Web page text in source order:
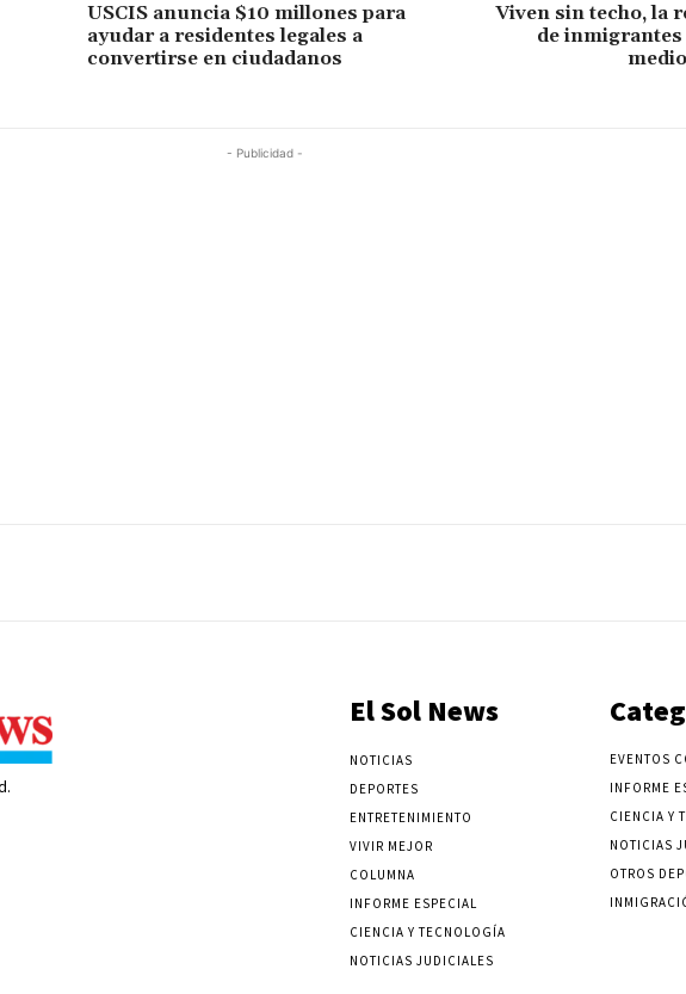
USCIS anuncia $10 millones para
ayudar a residentes legales a
convertirse en ciudadanos
Viven sin techo, la
de
- Publicidad -
El Sol News
NOTICIAS
DEPORTES
ENTRETENIMIENTO
VIVIR MEJOR
COLUMNA
INFORME ESPECIAL
CIENCIA Y TECNOLOGÍA
NOTICIAS JUDICIALES
EVENTOS
INFORME
CIENCIA Y
NOTICIAS
OTROS